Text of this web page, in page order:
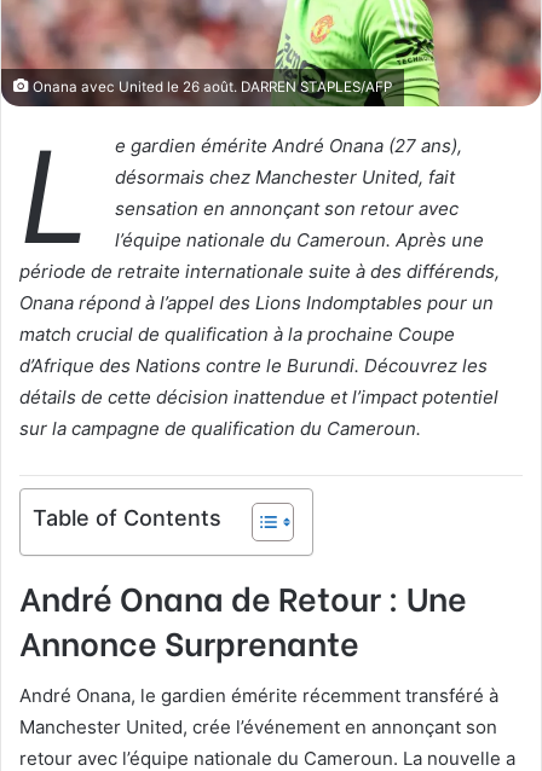
r
r
e
Onana avec United le 26 août. DARREN STAPLES/AFP
L
e gardien émérite André Onana (27 ans),
désormais chez Manchester United, fait
sensation en annonçant son retour avec
l’équipe nationale du Cameroun. Après une
période de retraite internationale suite à des différends,
Onana répond à l’appel des Lions Indomptables pour un
match crucial de qualification à la prochaine Coupe
d’Afrique des Nations contre le Burundi. Découvrez les
détails de cette décision inattendue et l’impact potentiel
sur la campagne de qualification du Cameroun.
Table of Contents
André Onana de Retour : Une
Annonce Surprenante
André Onana, le gardien émérite récemment transféré à
Manchester United, crée l’événement en annonçant son
retour avec l’équipe nationale du Cameroun. La nouvelle a